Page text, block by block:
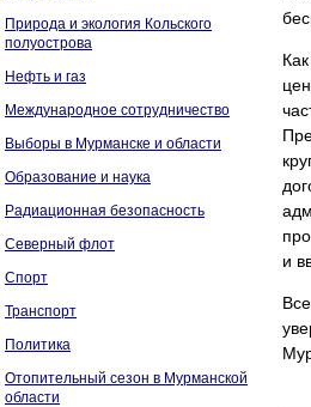
Природа и экология Кольского
полуострова
Нефть и газ
Международное сотрудничество
Выборы в Мурманске и области
Образование и наука
Радиационная безопасность
Северный флот
Спорт
Транспорт
Политика
Отопительный сезон в Мурманской
области
и